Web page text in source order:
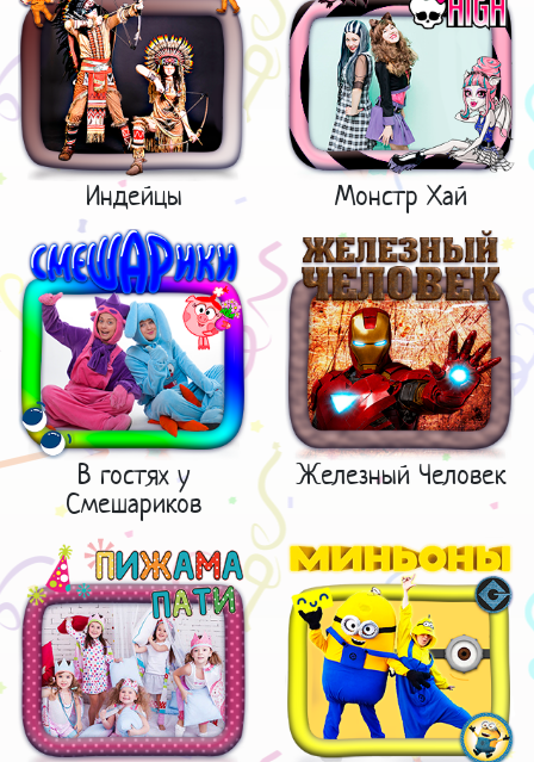
Индейцы Монстр Хай
В гостях у
Смешариков
Железный Человек